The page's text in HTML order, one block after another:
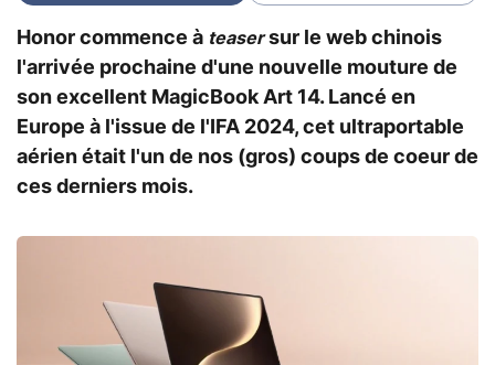
Honor commence à teasersur le web chinois
l'arrivée prochaine d'une nouvelle mouture de
son excellent MagicBook Art 14. Lancé en
Europe à l'issue de l'IFA 2024, cet ultraportable
aérien était l'un de nos (gros) coups de coeur de
ces derniers mois.